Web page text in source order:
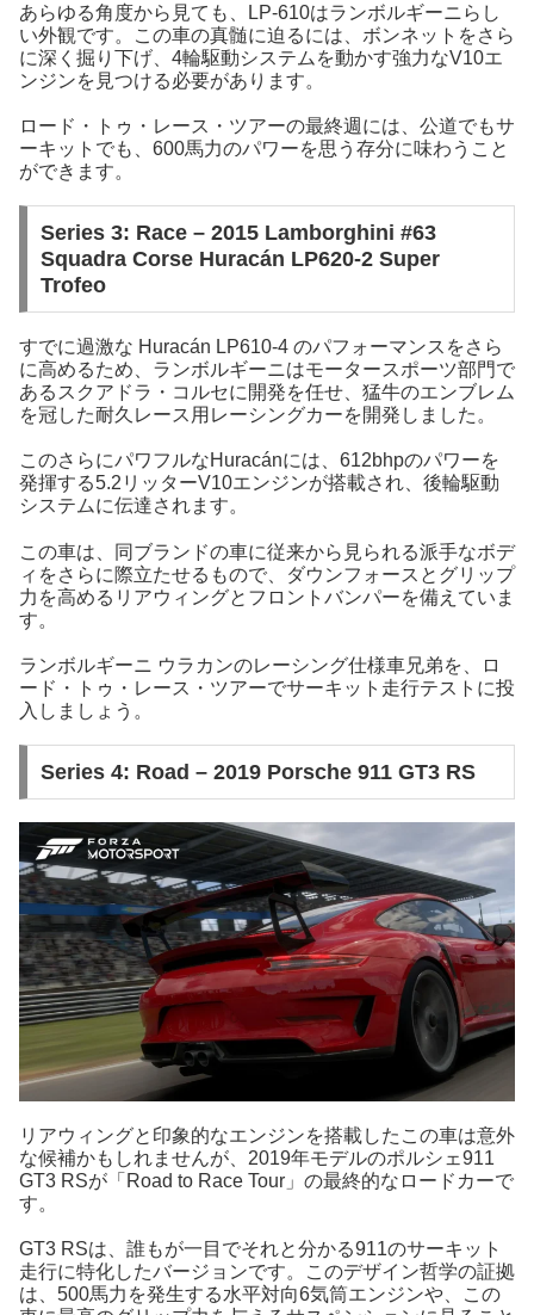
あらゆる角度から見ても、LP-610はランボルギーニらし
い外観です。この車の真髄に迫るには、ボンネットをさら
に深く掘り下げ、4輪駆動システムを動かす強力なV10エ
ンジンを見つける必要があります。
ロード・トゥ・レース・ツアーの最終週には、公道でもサ
ーキットでも、600馬力のパワーを思う存分に味わうこと
ができます。
Series 3: Race – 2015 Lamborghini #63
Squadra Corse Huracán LP620-2 Super
Trofeo
すでに過激な Huracán LP610-4 のパフォーマンスをさら
に高めるため、ランボルギーニはモータースポーツ部門で
あるスクアドラ・コルセに開発を任せ、猛牛のエンブレム
を冠した耐久レース用レーシングカーを開発しました。
このさらにパワフルなHuracánには、612bhpのパワーを
発揮する5.2リッターV10エンジンが搭載され、後輪駆動
システムに伝達されます。
この車は、同ブランドの車に従来から見られる派手なボデ
ィをさらに際立たせるもので、ダウンフォースとグリップ
力を高めるリアウィングとフロントバンパーを備えていま
す。
ランボルギーニ ウラカンのレーシング仕様車兄弟を、ロ
ード・トゥ・レース・ツアーでサーキット走行テストに投
入しましょう。
Series 4: Road – 2019 Porsche 911 GT3 RS
リアウィングと印象的なエンジンを搭載したこの車は意外
な候補かもしれませんが、2019年モデルのポルシェ911
GT3 RSが「Road to Race Tour」の最終的なロードカーで
す。
GT3 RSは、誰もが一目でそれと分かる911のサーキット
走行に特化したバージョンです。このデザイン哲学の証拠
は、500馬力を発生する水平対向6気筒エンジンや、この